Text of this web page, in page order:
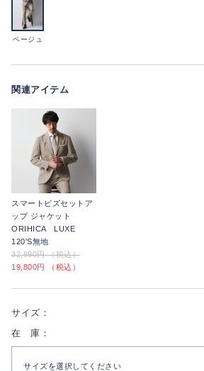
ベージュ
関連アイテム
スマートビズセットア
ップ ジャケット
ORIHICA LUXE
120'S無地
32,890円 （税込）
19,800円 （税込）
サイズ：
在 庫：
サイズを選択してください